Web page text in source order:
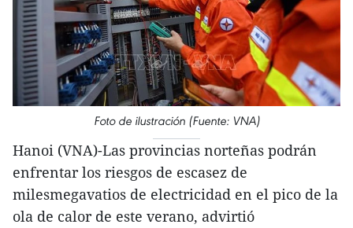
Foto de ilustración (Fuente: VNA)
Hanoi (VNA)-Las provincias norteñas podrán
enfrentar los riesgos de escasez de
milesmegavatios de electricidad en el pico de la
ola de calor de este verano, advirtió